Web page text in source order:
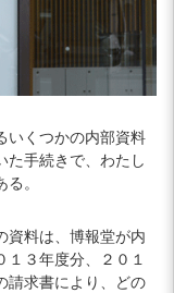
いくつかの内部資料
た手続きで、わたし
。
資料は、博報堂が内
３年度分、２０１
請求書により、どの